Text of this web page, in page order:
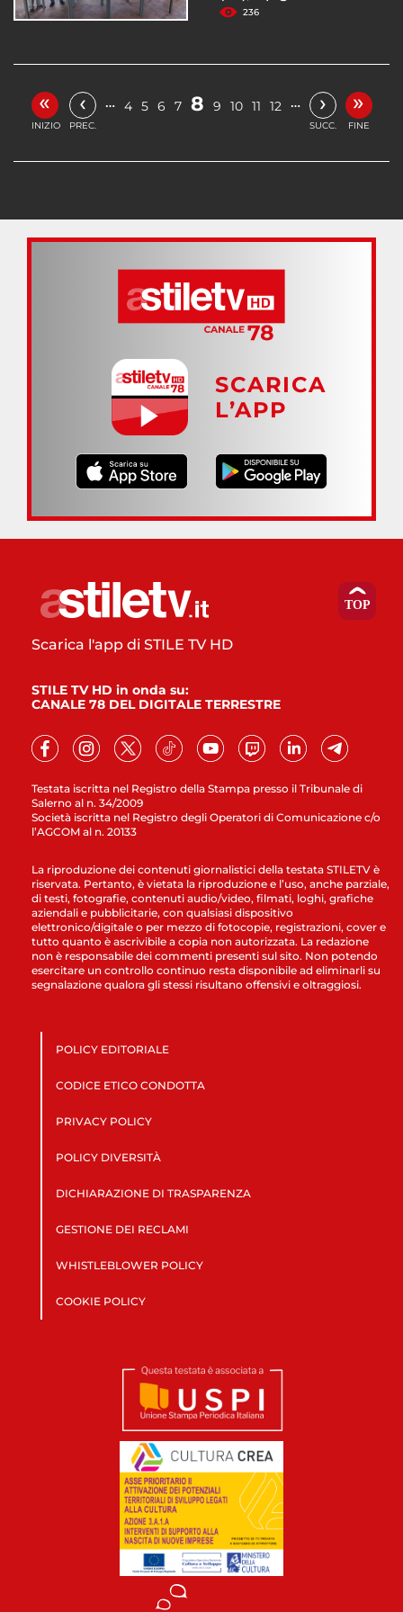
236
«
INIZIO
‹
PREC.
… 4 5 6 7 8 9 10 11 12 … ›
SUCC.
»
FINE
SCARICA
L’APP
Testata iscritta nel Registro della Stampa presso il Tribunale di
Salerno al n. 34/2009
Società iscritta nel Registro degli Operatori di Comunicazione c/o
l’AGCOM al n. 20133
Scarica l'app di STILE TV HD
STILE TV HD in onda su:
CANALE 78 DEL DIGITALE TERRESTRE
La riproduzione dei contenuti giornalistici della testata STILETV è
riservata. Pertanto, è vietata la riproduzione e l’uso, anche parziale,
di testi, fotografie, contenuti audio/video, filmati, loghi, grafiche
aziendali e pubblicitarie, con qualsiasi dispositivo
elettronico/digitale o per mezzo di fotocopie, registrazioni, cover e
tutto quanto è ascrivibile a copia non autorizzata. La redazione
non è responsabile dei commenti presenti sul sito. Non potendo
esercitare un controllo continuo resta disponibile ad eliminarli su
segnalazione qualora gli stessi risultano offensivi e oltraggiosi.
POLICY EDITORIALE
CODICE ETICO CONDOTTA
PRIVACY POLICY
POLICY DIVERSITÀ
DICHIARAZIONE DI TRASPARENZA
GESTIONE DEI RECLAMI
WHISTLEBLOWER POLICY
COOKIE POLICY